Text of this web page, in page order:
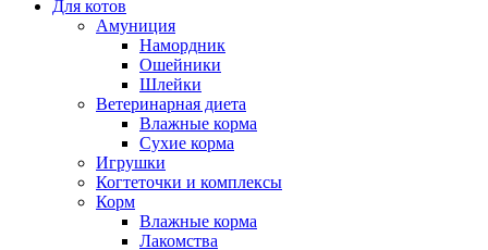
Для котов
Амуниция
Намордник
Ошейники
Шлейки
Ветеринарная диета
Влажные корма
Сухие корма
Игрушки
Когтеточки и комплексы
Корм
Влажные корма
Лакомства